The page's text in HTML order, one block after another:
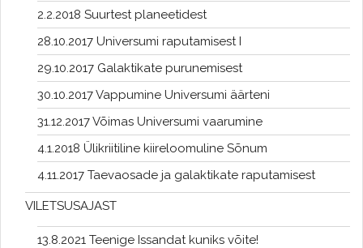
2.2.2018 Suurtest planeetidest
28.10.2017 Universumi raputamisest I
29.10.2017 Galaktikate purunemisest
30.10.2017 Vappumine Universumi äärteni
31.12.2017 Võimas Universumi vaarumine
4.1.2018 Ülikriitiline kiireloomuline Sõnum
4.11.2017 Taevaosade ja galaktikate raputamisest
VILETSUSAJAST
13.8.2021 Teenige Issandat kuniks võite!